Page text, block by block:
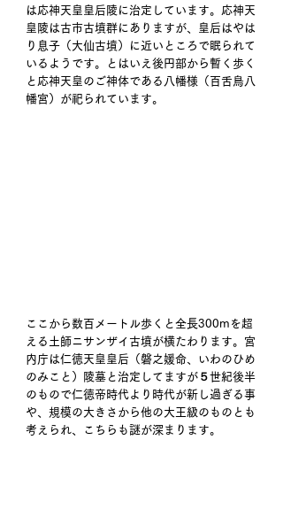
は応神天皇皇后陵に治定しています。応神天
皇陵は古市古墳群にありますが、皇后はやは
り息子（大仙古墳）に近いところで眠られて
いるようです。とはいえ後円部から暫く歩く
と応神天皇のご神体である八幡様（百舌鳥八
幡宮）が祀られています。
ここから数百メートル歩くと全長300mを超
える土師ニサンザイ古墳が横たわります。宮
内庁は仁徳天皇皇后（磐之媛命、いわのひめ
のみこと）陵墓と治定してますが５世紀後半
のもので仁徳帝時代より時代が新し過ぎる事
や、規模の大きさから他の大王級のものとも
考えられ、こちらも謎が深まります。